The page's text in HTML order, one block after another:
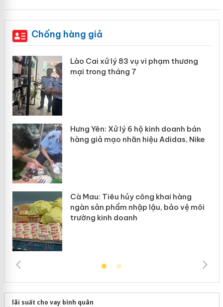
Chống hàng giả
Lào Cai xử lý 83 vụ vi phạm thương
mại trong tháng 7
Hưng Yên: Xử lý 6 hộ kinh doanh bán
hàng giả mạo nhãn hiệu Adidas, Nike
Cà Mau: Tiêu hủy công khai hàng
ngàn sản phẩm nhập lậu, bảo vệ môi
trường kinh doanh
lãi suất cho vay bình quân